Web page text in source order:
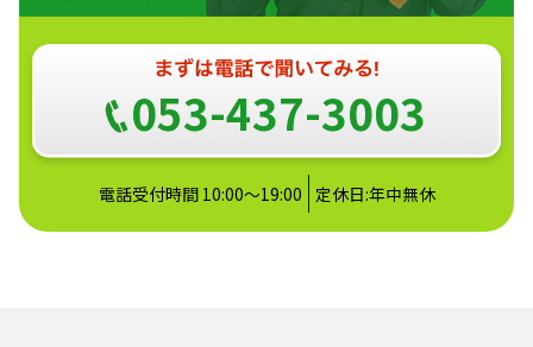
053-437-3003
電話受付時間 10:00～19:00 定休日:年中無休